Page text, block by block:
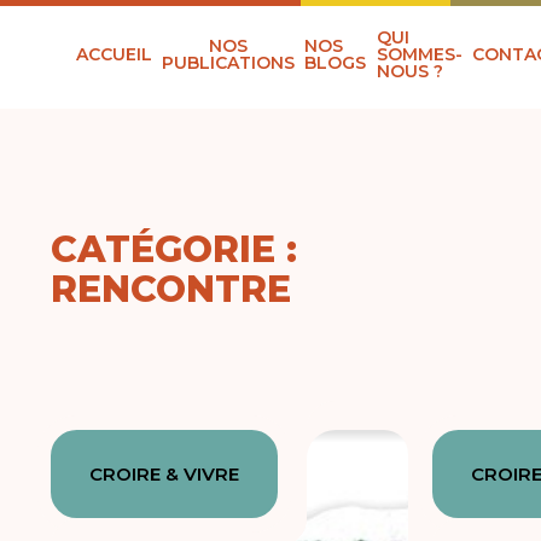
ACCUEIL NOS
PUBLICATIONS
NOS
BLOGS
QUI
SOMMES-
NOUS ?
CATÉGORIE :
RENCONTRE
CROIRE & VIVRE